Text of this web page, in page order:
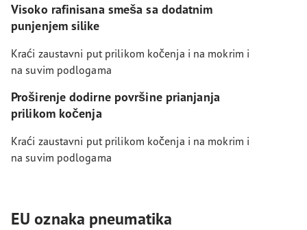
Visoko rafinisana smeša sa dodatnim
punjenjem silike
Kraći zaustavni put prilikom kočenja i na mokrim i
na suvim podlogama
Proširenje dodirne površine prianjanja
prilikom kočenja
Kraći zaustavni put prilikom kočenja i na mokrim i
na suvim podlogama
EU oznaka pneumatika